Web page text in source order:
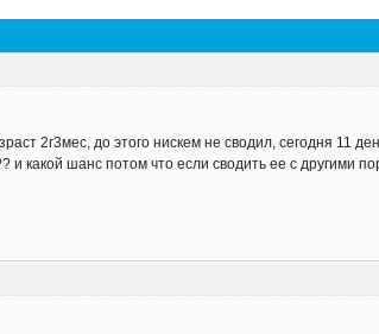
2г3мес, до этого нискем не сводил, сегодня 11
и какой шанс потом что если сводить ее с другими